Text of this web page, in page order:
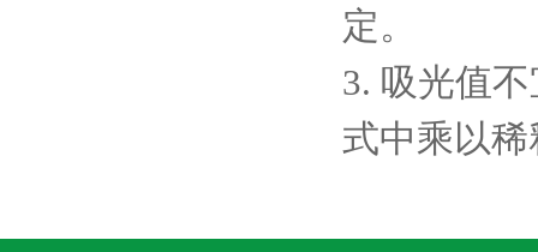
定。
3. 吸光值
式中乘以